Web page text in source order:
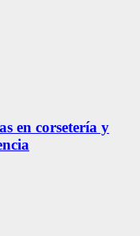
en corsetería y